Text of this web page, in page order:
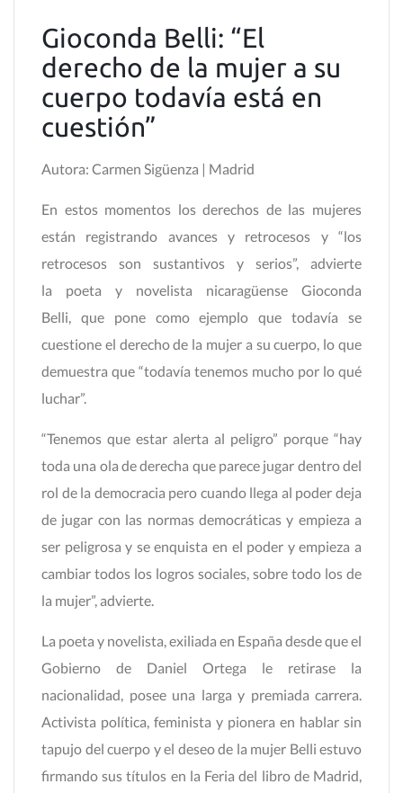
Gioconda Belli: “El
derecho de la mujer a su
cuerpo todavía está en
cuestión”
Autora: Carmen Sigüenza | Madrid
En estos momentos los derechos de las mujeres
están registrando avances y retrocesos y “los
retrocesos son sustantivos y serios”, advierte
la poeta y novelista nicaragüense Gioconda
Belli, que pone como ejemplo que todavía se
cuestione el derecho de la mujer a su cuerpo, lo que
demuestra que “todavía tenemos mucho por lo qué
luchar”.
“Tenemos que estar alerta al peligro” porque “hay
toda una ola de derecha que parece jugar dentro del
rol de la democracia pero cuando llega al poder deja
de jugar con las normas democráticas y empieza a
ser peligrosa y se enquista en el poder y empieza a
cambiar todos los logros sociales, sobre todo los de
la mujer”, advierte.
La poeta y novelista, exiliada en España desde que el
Gobierno de Daniel Ortega le retirase la
nacionalidad, posee una larga y premiada carrera.
Activista política, feminista y pionera en hablar sin
tapujo del cuerpo y el deseo de la mujer Belli estuvo
firmando sus títulos en la Feria del libro de Madrid,